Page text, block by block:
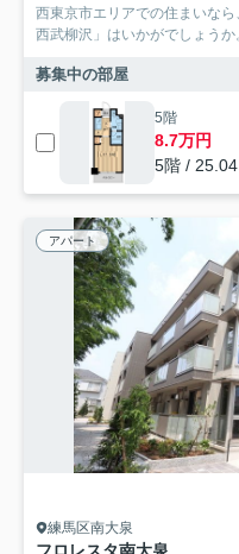
西東京市エリアでの住まいな
西武柳沢」はいかがでしょう
募集中の部屋
5階
8.7万円
5階 /
アパート
練馬区南大泉